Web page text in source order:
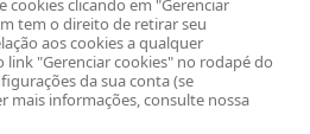
Política de Cookies
cookies clicando em "Gerenciar
tem o direito de retirar seu
aos cookies a qualquer
"Gerenciar cookies" no rodapé do
da sua conta (se
mais informações, consulte nossa